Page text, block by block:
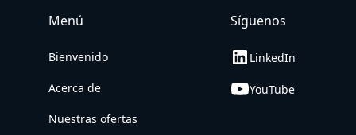
Menú
Bienvenido
Acerca de
Nuestras ofertas
Síguenos
LinkedIn
YouTube